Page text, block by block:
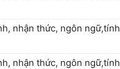
nhận thức, ngôn ngữ,tính
nhận thức, ngôn ngữ,tính